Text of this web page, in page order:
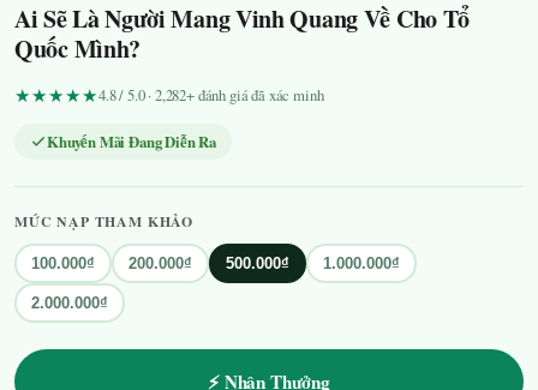
Ai Sẽ Là Người Mang Vinh Quang Về Cho Tổ
Quốc Mình?
★★★★★4.8 / 5.0 · 2,282+ đánh giá đã xác minh
Khuyến Mãi Đang Diễn Ra
MỨC NẠP THAM KHẢO
100.000₫ 200.000₫ 500.000₫ 1.000.000₫
2.000.000₫
⚡ Nhận Thưởng